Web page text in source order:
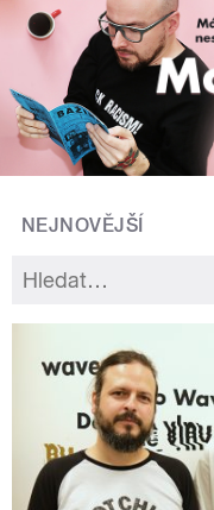
NEJNOVĚJŠÍ